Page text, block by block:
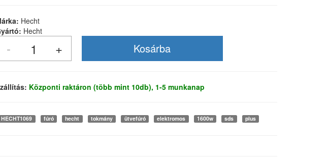
Hecht
Hecht
Központi raktáron (több mint 10db), 1-5 munkanap
HECHT1069 fúró hecht tokmány ütvefúró elektromos 1600w sds plus